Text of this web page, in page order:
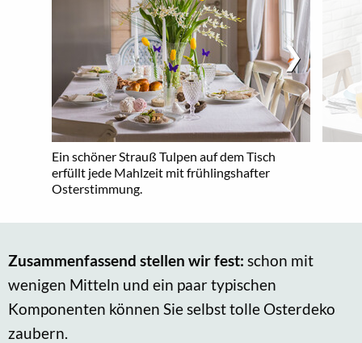
Ein schöner Strauß Tulpen auf dem Tisch
erfüllt jede Mahlzeit mit frühlingshafter
Osterstimmung.
Zusammenfassend stellen wir fest: schon mit
wenigen Mitteln und ein paar typischen
Komponenten können Sie selbst tolle Osterdeko
zaubern.